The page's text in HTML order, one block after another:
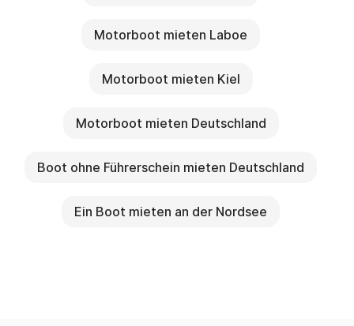
Motorboot mieten Laboe
Motorboot mieten Kiel
Motorboot mieten Deutschland
Boot ohne Führerschein mieten Deutschland
Ein Boot mieten an der Nordsee